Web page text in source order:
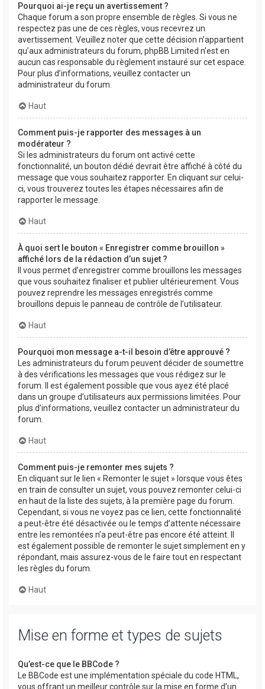
Pourquoi ai-je reçu un avertissement ?
Chaque forum a son propre ensemble de règles. Si vous ne
respectez pas une de ces règles, vous recevrez un
avertissement. Veuillez noter que cette décision n’appartient
qu’aux administrateurs du forum, phpBB Limited n’est en
aucun cas responsable du règlement instauré sur cet espace.
Pour plus d’informations, veuillez contacter un
administrateur du forum.
Haut
Comment puis-je rapporter des messages à un
modérateur ?
Si les administrateurs du forum ont activé cette
fonctionnalité, un bouton dédié devrait être affiché à côté du
message que vous souhaitez rapporter. En cliquant sur celui-
ci, vous trouverez toutes les étapes nécessaires afin de
rapporter le message.
Haut
À quoi sert le bouton « Enregistrer comme brouillon »
affiché lors de la rédaction d’un sujet ?
Il vous permet d’enregistrer comme brouillons les messages
que vous souhaitez finaliser et publier ultérieurement. Vous
pouvez reprendre les messages enregistrés comme
brouillons depuis le panneau de contrôle de l’utilisateur.
Haut
Pourquoi mon message a-t-il besoin d’être approuvé ?
Les administrateurs du forum peuvent décider de soumettre
à des vérifications les messages que vous rédigez sur le
forum. Il est également possible que vous ayez été placé
dans un groupe d’utilisateurs aux permissions limitées. Pour
plus d’informations, veuillez contacter un administrateur du
forum.
Haut
Comment puis-je remonter mes sujets ?
En cliquant sur le lien « Remonter le sujet » lorsque vous êtes
en train de consulter un sujet, vous pouvez remonter celui-ci
en haut de la liste des sujets, à la première page du forum.
Cependant, si vous ne voyez pas ce lien, cette fonctionnalité
a peut-être été désactivée ou le temps d’attente nécessaire
entre les remontées n’a peut-être pas encore été atteint. Il
est également possible de remonter le sujet simplement en y
répondant, mais assurez-vous de le faire tout en respectant
les règles du forum.
Haut
Mise en forme et types de sujets
Qu’est-ce que le BBCode ?
Le BBCode est une implémentation spéciale du code HTML,
vous offrant un meilleur contrôle sur la mise en forme d’un